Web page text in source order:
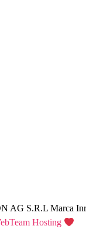
AG S.R.L Marca
Hosting